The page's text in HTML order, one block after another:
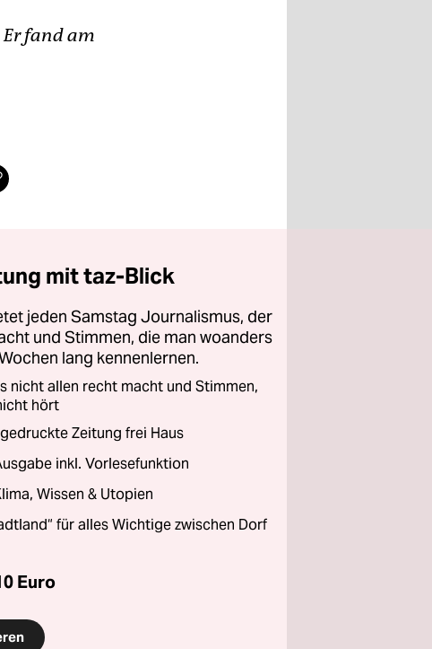
Er fand am
mit taz-Blick
jeden Samstag Journalismus, der
und Stimmen, die man woanders
lang kennenlernen.
nicht allen recht macht und Stimmen,
hört
Zeitung frei Haus
inkl. Vorlesefunktion
Wissen & Utopien
für alles Wichtige zwischen Dorf
Euro